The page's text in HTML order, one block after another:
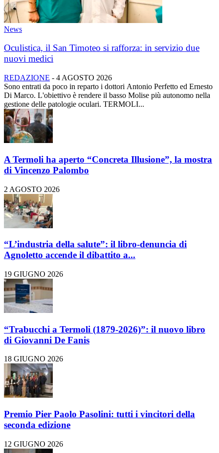
News
Oculistica, il San Timoteo si rafforza: in servizio due
nuovi medici
REDAZIONE - 4 AGOSTO 2026
Sono entrati da poco in reparto i dottori Antonio Perfetto ed Ernesto
Di Marco. L'obiettivo è rendere il basso Molise più autonomo nella
gestione delle patologie oculari. TERMOLI...
A Termoli ha aperto “Concreta Illusione”, la mostra
di Vincenzo Palombo
2 AGOSTO 2026
“L’industria della salute”: il libro-denuncia di
Agnoletto accende il dibattito a...
19 GIUGNO 2026
“Trabucchi a Termoli (1879-2026)”: il nuovo libro
di Giovanni De Fanis
18 GIUGNO 2026
Premio Pier Paolo Pasolini: tutti i vincitori della
seconda edizione
12 GIUGNO 2026